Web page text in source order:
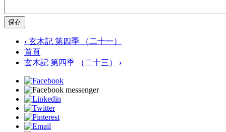
保存
‹ 玄木記 第四季 （二十一）
首頁
玄木記 第四季 （二十三） ›